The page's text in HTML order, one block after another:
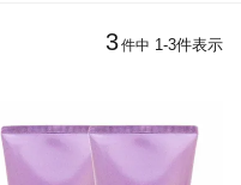
3件中 1 -3件表示